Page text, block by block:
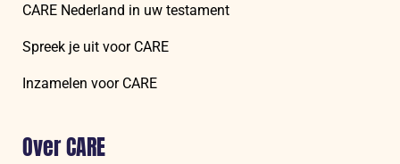
CARE Nederland in uw testament
Spreek je uit voor CARE
Inzamelen voor CARE
Over CARE